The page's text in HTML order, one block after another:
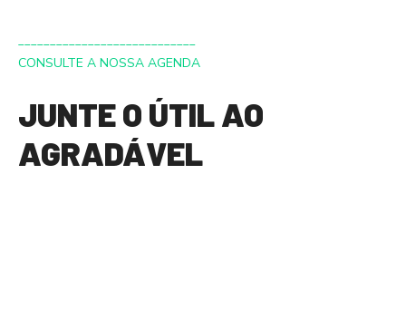
s
d
e
____________________________
CONSULTE A NOSSA AGENDA
JUNTE O ÚTIL AO
AGRADÁVEL